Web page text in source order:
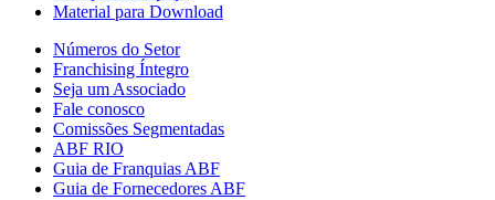
Material para Download
Números do Setor
Franchising Íntegro
Seja um Associado
Fale conosco
Comissões Segmentadas
ABF RIO
Guia de Franquias ABF
Guia de Fornecedores ABF